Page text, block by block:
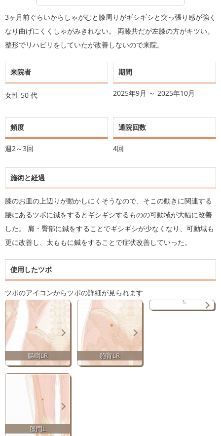
3ヶ月前ぐらいからしゃがむと膝周りがギシギシと突っ張り感が強く
なり曲げにくくしゃがみきれない。 両膝共だが左膝の方がキツい。
整形でリハビリをしていたが改善しないので来院。
来院者
女性 50 代
期間
2025年9月 ～ 2025年10月
頻度
週2～3回
通院回数
4回
施術と経過
膝のお皿の上辺りが動かしにくそうなので、そこの動きに関連する
腰にあるツボに鍼をするとギシギシするものの可動域が大幅に改善
した。 肩・臀部に鍼をすることでギシギシが少なくなり、可動域も
更に改善し、太ももに鍼をすることで症状改善していった。
使用したツボ
ツボのアイコンからツボの詳細が見られます
腸鳴LR 胞肓LR
巨
L
殷門L